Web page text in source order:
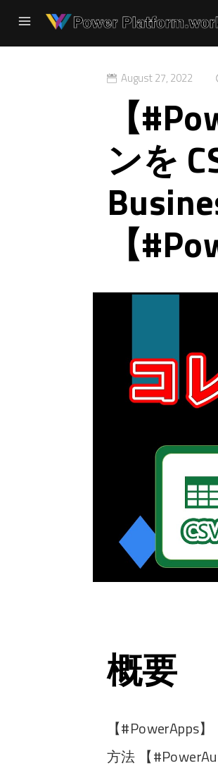
August 27, 2022
【
ンを
【
概要
【#PowerApps
方法 【